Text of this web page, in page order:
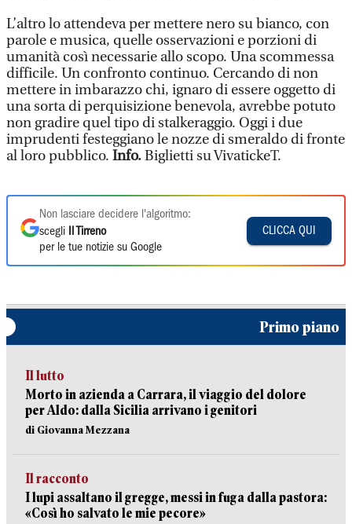
L’altro lo attendeva per mettere nero su bianco, con
parole e musica, quelle osservazioni e porzioni di
umanità così necessarie allo scopo. Una scommessa
difficile. Un confronto continuo. Cercando di non
mettere in imbarazzo chi, ignaro di essere oggetto di
una sorta di perquisizione benevola, avrebbe potuto
non gradire quel tipo di stalkeraggio. Oggi i due
imprudenti festeggiano le nozze di smeraldo di fronte
al loro pubblico. Info.Biglietti su VivatickeT.
Non lasciare decidere l'algoritmo:
scegli
Il Tirreno
per le tue notizie su Google
CLICCA QUI
Primo piano
Il lutto
Morto in azienda a Carrara, il viaggio del dolore
per Aldo: dalla Sicilia arrivano i genitori
di Giovanna Mezzana
Il racconto
I lupi assaltano il gregge, messi in fuga dalla pastora:
«Così ho salvato le mie pecore»